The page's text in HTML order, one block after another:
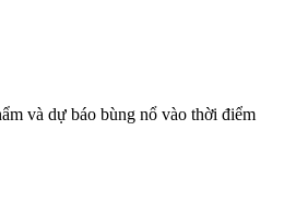
và dự báo bùng nổ vào thời điểm